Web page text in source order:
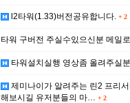
l2타워(1.33)버전공유합니다. + 2
타워 구버전 주실수있으신분 메일
타워설치실행 영상좀 올려주실
제미나이가 알려주는 린2 프리
해보시길 유저분들의 마… + 2